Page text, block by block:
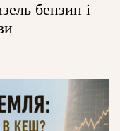
бензин і